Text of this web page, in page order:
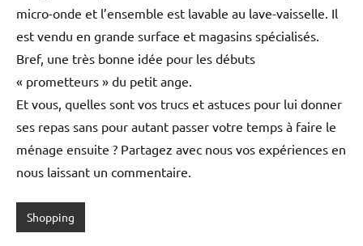
micro-onde et l’ensemble est lavable au lave-vaisselle. Il
est vendu en grande surface et magasins spécialisés.
Bref, une très bonne idée pour les débuts
« prometteurs » du petit ange.
Et vous, quelles sont vos trucs et astuces pour lui donner
ses repas sans pour autant passer votre temps à faire le
ménage ensuite ? Partagez avec nous vos expériences en
nous laissant un commentaire.
Shopping